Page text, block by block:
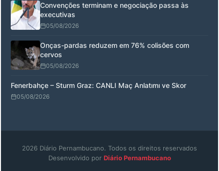
Convenções terminam e negociação passa às
executivas
05/08/2026
Onças-pardas reduzem em 76% colisões com
cervos
05/08/2026
Fenerbahçe – Sturm Graz: CANLI Maç Anlatımı ve Skor
05/08/2026
2026 Diário Pernambucano. Todos os direitos reservados
Desenvolvido por Diário Pernambucano